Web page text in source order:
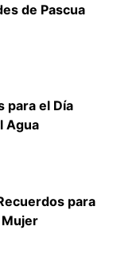
de Pascua
para el Día
Agua
para
Mujer